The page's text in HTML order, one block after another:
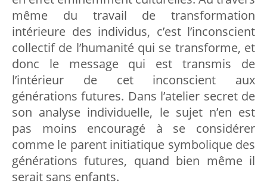
même du travail de transformation
intérieure des individus, c’est l’inconscient
collectif de l’humanité qui se transforme, et
donc le message qui est transmis de
l’intérieur de cet inconscient aux
générations futures. Dans l’atelier secret de
son analyse individuelle, le sujet n’en est
pas moins encouragé à se considérer
comme le parent initiatique symbolique des
générations futures, quand bien même il
serait sans enfants.